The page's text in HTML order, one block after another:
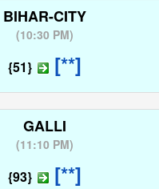
BIHAR-CITY
(10:30 PM)
{51} [**]
GALLI
(11:10 PM)
{93} [**]